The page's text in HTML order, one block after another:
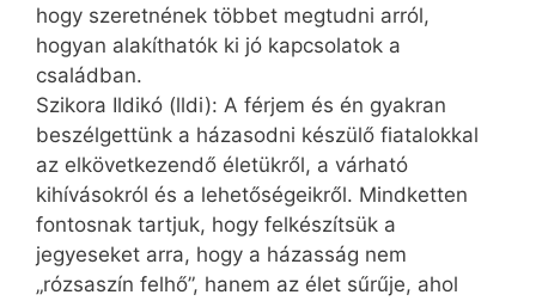
hogy szeretnének többet megtudni arról,
hogyan alakíthatók ki jó kapcsolatok a
családban.
Szikora Ildikó (lldi): A férjem és én gyakran
beszélgettünk a házasodni készülő fiatalokkal
az elkövetkezendő életükről, a várható
kihívásokról és a lehetőségeikről. Mindketten
fontosnak tartjuk, hogy felkészítsük a
jegyeseket arra, hogy a házasság nem
„rózsaszín felhő”, hanem az élet sűrűje, ahol